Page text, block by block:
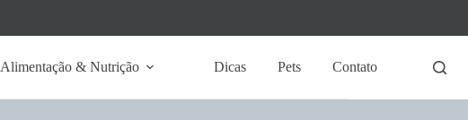
Alimentação & Nutrição Dicas Pets Contato